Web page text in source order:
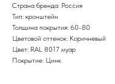
Страна бренда: Россия
Тип: кронштейн
Толщина покрытия: 60-80
Цветовой оттенок: Коричневый
Цвет: RAL 8017 муар
Покрытие: Цинк